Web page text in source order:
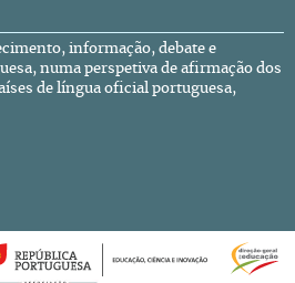
informação, debate e
numa perspetiva de afirmação dos
de língua oficial portuguesa,